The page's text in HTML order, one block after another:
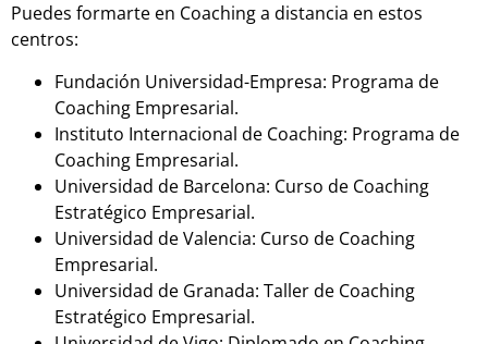
Puedes formarte en Coaching a distancia en estos
centros:
Fundación Universidad-Empresa: Programa de
Coaching Empresarial.
Instituto Internacional de Coaching: Programa de
Coaching Empresarial.
Universidad de Barcelona: Curso de Coaching
Estratégico Empresarial.
Universidad de Valencia: Curso de Coaching
Empresarial.
Universidad de Granada: Taller de Coaching
Estratégico Empresarial.